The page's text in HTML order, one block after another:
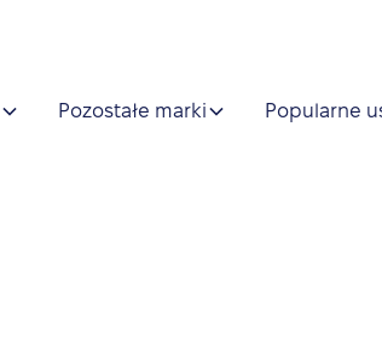
Pozostałe marki Popularne